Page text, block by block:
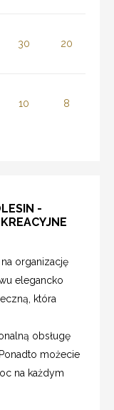
30 20
10 8
-
organizację
elegancko
która
obsługę
możecie
na każdym